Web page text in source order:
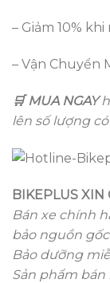
– Giảm 10%
– Vận Chuyển
🛒 MUA NGAY
lên số lượng
BIKEPLUS XIN
Bán xe chính
bảo nguồn
Bảo dưỡng
Sản phẩm bán